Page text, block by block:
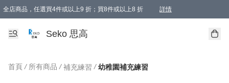
全店商品，任選買4件或以上9 折；買8件或以上8 折 詳情
新會員首次購物即享全單 95 折優惠！
購物滿198, 全單免運
Seko 思高
首頁 / 所有商品 / 補充練習 / 幼稚園補充練習